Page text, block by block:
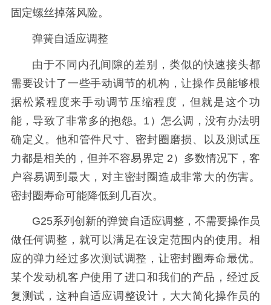
固定螺丝掉落风险。
弹簧自适应调整
由于不同内孔间隙的差别，类似的快速接头都
需要设计了一些手动调节的机构，让操作员能够根
据松紧程度来手动调节压缩程度，但就是这个功
能，导致了非常多的抱怨。1）怎么调，没有办法明
确定义。他和管件尺寸、密封圈磨损、以及测试压
力都是相关的，但并不容易界定 2）多数情况下，客
户容易调到最大，对主密封圈造成非常大的伤害。
密封圈寿命可能降低到几百次。
G25系列创新的弹簧自适应调整，不需要操作员
做任何调整，就可以满足在设定范围内的使用。相
应的弹力经过多次测试调整，让密封圈寿命最优。
某个发动机客户使用了进口和我们的产品，经过反
复测试，这种自适应调整设计，大大简化操作员的